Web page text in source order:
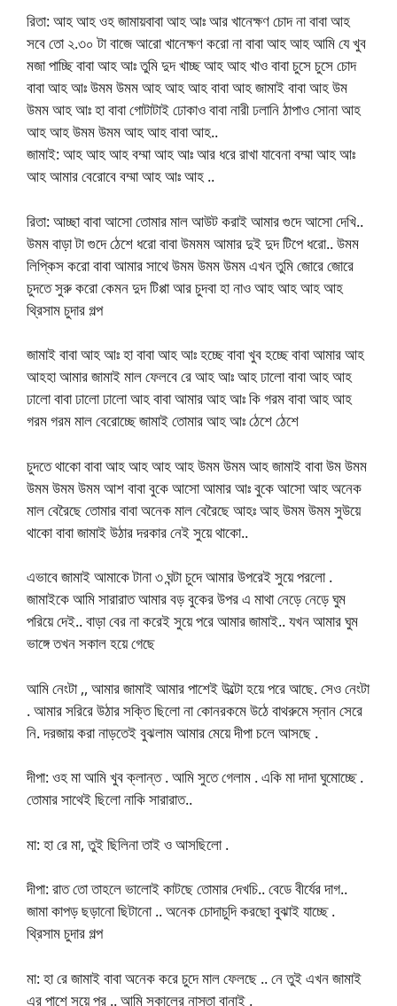
রিতা: আহ আহ ওহ জামায়বাবা আহ আঃ আর খানেক্ষণ চোদ না বাবা আহ
সবে তো ২.৩০ টা বাজে আরো খানেক্ষণ করো না বাবা আহ আহ আমি যে খুব
মজা পাচ্ছি বাবা আহ আঃ তুমি দুদ খাচ্ছ আহ আহ খাও বাবা চুসে চুসে চোদ
বাবা আহ আঃ উমম উমম আহ আহ আহ বাবা আহ জামাই বাবা আহ উম
উমম আহ আঃ হা বাবা গোটাটাই ঢোকাও বাবা নারী ঢলানি ঠাপাও সোনা আহ
আহ আহ উমম উমম আহ আহ বাবা আহ..
জামাই: আহ আহ আহ বম্মা আহ আঃ আর ধরে রাখা যাবেনা বম্মা আহ আঃ
আহ আমার বেরোবে বম্মা আহ আঃ আহ ..
রিতা: আচ্ছা বাবা আসো তোমার মাল আউট করাই আমার গুদে আসো দেখি..
উমম বাড়া টা গুদে ঠেশে ধরো বাবা উমমম আমার দুই দুদ টিপে ধরো.. উমম
লিপ্কিস করো বাবা আমার সাথে উমম উমম উমম এখন তুমি জোরে জোরে
চুদতে সুরু করো কেমন দুদ টিপ্পা আর চুদবা হা নাও আহ আহ আহ আহ
থ্রিসাম চুদার গল্প
জামাই বাবা আহ আঃ হা বাবা আহ আঃ হচ্ছে বাবা খুব হচ্ছে বাবা আমার আহ
আহহা আমার জামাই মাল ফেলবে রে আহ আঃ আহ ঢালো বাবা আহ আহ
ঢালো বাবা ঢালো ঢালো আহ বাবা আমার আহ আঃ কি গরম বাবা আহ আহ
গরম গরম মাল বেরোচ্ছে জামাই তোমার আহ আঃ ঠেশে ঠেশে
চুদতে থাকো বাবা আহ আহ আহ আহ উমম উমম আহ জামাই বাবা উম উমম
উমম উমম উমম আশ বাবা বুকে আসো আমার আঃ বুকে আসো আহ অনেক
মাল বেরৈছে তোমার বাবা অনেক মাল বেরৈছে আহঃ আহ উমম উমম সুউয়ে
থাকো বাবা জামাই উঠার দরকার নেই সুয়ে থাকো..
এভাবে জামাই আমাকে টানা ৩ ঘন্টা চুদে আমার উপরেই সুয়ে পরলো .
জামাইকে আমি সারারাত আমার বড় বুকের উপর এ মাথা নেড়ে নেড়ে ঘুম
পরিয়ে দেই.. বাড়া বের না করেই সুয়ে পরে আমার জামাই.. যখন আমার ঘুম
ভাঙ্গে তখন সকাল হয়ে গেছে
আমি নেংটা ,, আমার জামাই আমার পাশেই উল্টো হয়ে পরে আছে. সেও নেংটা
. আমার সরিরে উঠার সক্তি ছিলো না কোনরকমে উঠে বাথরুমে স্নান সেরে
নি. দরজায় করা নাড়তেই বুঝলাম আমার মেয়ে দীপা চলে আসছে .
দীপা: ওহ মা আমি খুব ক্লান্ত . আমি সুতে গেলাম . একি মা দাদা ঘুমোচ্ছে .
তোমার সাথেই ছিলো নাকি সারারাত..
মা: হা রে মা, তুই ছিলিনা তাই ও আসছিলো .
দীপা: রাত তো তাহলে ভালোই কাটছে তোমার দেখচি.. বেডে বীর্যের দাগ..
জামা কাপড় ছড়ানো ছিটানো .. অনেক চোদাচুদি করছো বুঝাই যাচ্ছে .
থ্রিসাম চুদার গল্প
মা: হা রে জামাই বাবা অনেক করে চুদে মাল ফেলছে .. নে তুই এখন জামাই
এর পাশে সুয়ে পর .. আমি সকালের নাস্তা বানাই .